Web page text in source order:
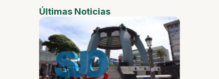
Últimas Noticias